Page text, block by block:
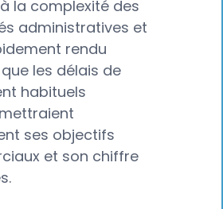
la complexité des
administratives et
rendu
les délais de
habituels
ses objectifs
et son chiffre